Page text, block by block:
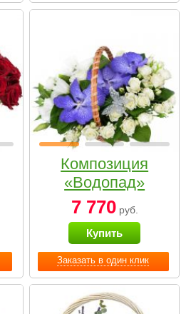
Заказать в один клик
Композиция
«Водопад»
7 770руб.
Купить